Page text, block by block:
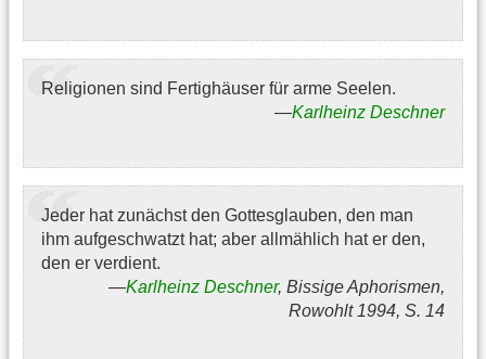
Religionen sind Fertighäuser für arme Seelen.
Karlheinz Deschner
Jeder hat zunächst den Gottesglauben, den man
ihm aufgeschwatzt hat; aber allmählich hat er den,
den er verdient.
Karlheinz Deschner, Bissige Aphorismen,
Rowohlt 1994, S. 14